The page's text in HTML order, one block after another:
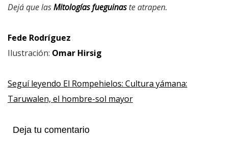
Dejá que lasMitologías fueguinaste atrapen.
Fede Rodríguez
Ilustración: Omar Hirsig
Seguí leyendo El Rompehielos: Cultura yámana:
Taruwalen, el hombre-sol mayor
Deja tu comentario